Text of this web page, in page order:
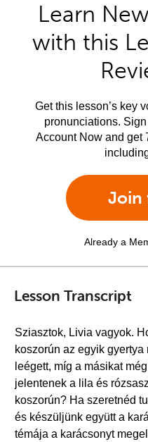
Learn
with this
Get this lesson’s key
pronunciations.
Account Now and get
Join
Already a
Lesson Transcript
Sziasztok, Livia vagyok.
koszorún az egyik
leégett, míg a másikat
jelentenek a lila és
koszorún? Ha szeretnéd
és készüljünk együtt a
témája a karácsonyt